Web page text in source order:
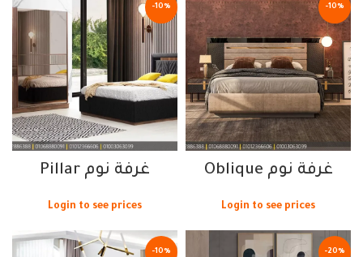
-10%
غرفة نوم Oblique
Login to see prices
-10%
غرفة نوم Pillar
Login to see prices
-20%
-10%